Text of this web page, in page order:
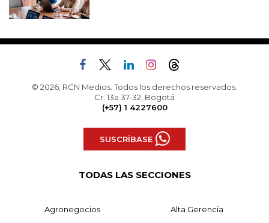
© 2026, RCN Medios. Todos los derechos reservados.
Cr. 13a 37-32, Bogotá
(+57) 1 4227600
SUSCRÍBASE
TODAS LAS SECCIONES
Agronegocios Alta Gerencia